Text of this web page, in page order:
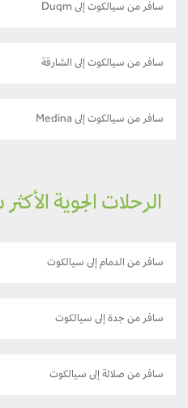
سافر من سيالكوت إلى Duqm
سافر من سيالكوت إلى الشارقة
سافر من سيالكوت إلى Medina
الرحلات الجوية
سافر من الدمام إلى سيالكوت
سافر من جدة إلى سيالكوت
سافر من صلالة إلى سيالكوت